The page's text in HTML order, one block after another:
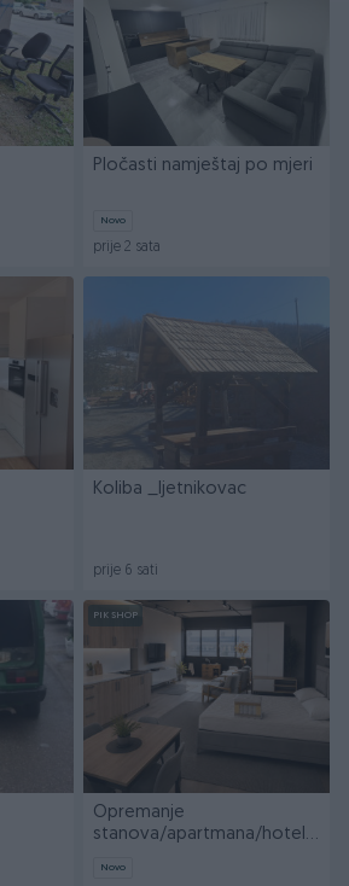
Pločasti namještaj po mjeri
Novo
prije 2 sata
Koliba _ljetnikovac
prije 6 sati
PIK SHOP
Opremanje
stanova/apartmana/hotela
Novo